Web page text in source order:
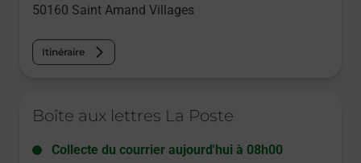
50160 Saint Amand Villages
Itinéraire
Boîte aux lettres La Poste
Collecte du courrier aujourd'hui à 08h00